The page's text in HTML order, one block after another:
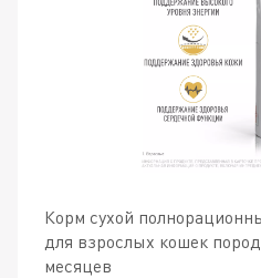
Корм сухой
для взрослых кошек
месяцев